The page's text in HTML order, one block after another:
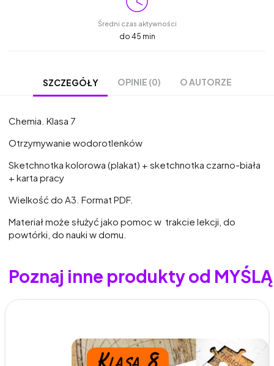
Średni czas aktywności
do 45 min
SZCZEGÓŁY OPINIE (0) O AUTORZE
Chemia. Klasa 7
Otrzymywanie wodorotlenków
Sketchnotka kolorowa (plakat) + sketchnotka czarno-biała
+ karta pracy
Wielkość do A3. Format PDF.
Materiał może służyć jako pomoc w trakcie lekcji, do
powtórki, do nauki w domu.
Poznaj inne produkty od